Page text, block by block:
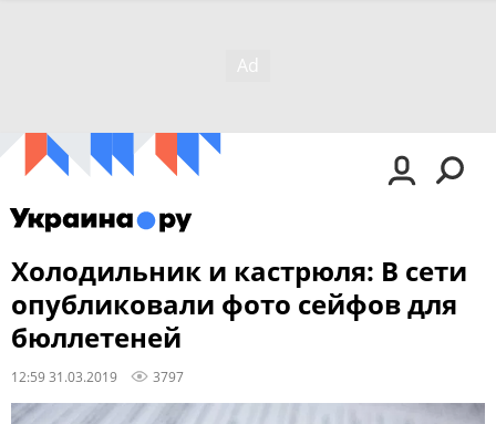
Холодильник и кастрюля: В сети
опубликовали фото сейфов для
бюллетеней
12:59 31.03.2019 3797